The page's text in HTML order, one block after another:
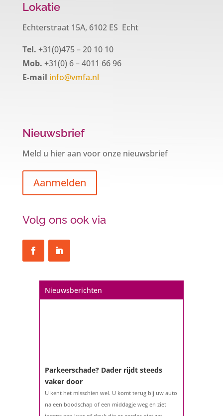
Lokatie
Echterstraat 15A, 6102 ES Echt
Tel. +31(0)475 – 20 10 10
Mob. +31(0) 6 – 4011 66 96
E-mail info@vmfa.nl
Nieuwsbrief
Meld u hier aan voor onze nieuwsbrief
Aanmelden
Volg ons ook via
Nieuwsberichten
Parkeerschade? Dader rijdt steeds
vaker door
U kent het misschien wel. U komt terug bij uw auto
na een boodschap of een middagje weg en ziet